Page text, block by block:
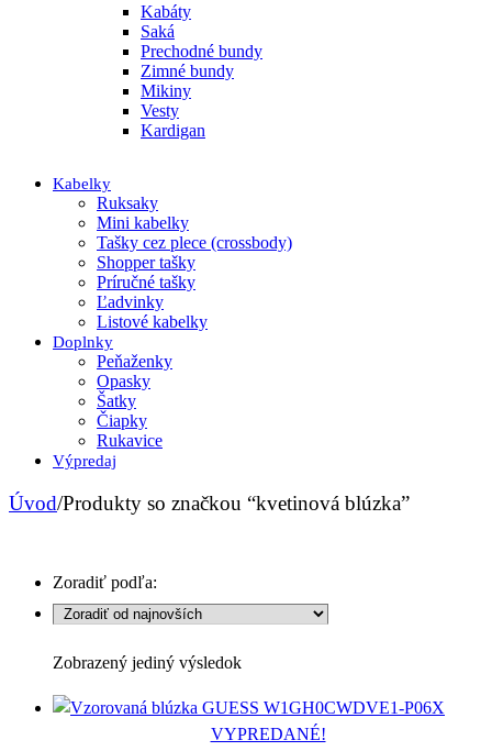
Kabáty
Saká
Prechodné bundy
Zimné bundy
Mikiny
Vesty
Kardigan
Kabelky
Ruksaky
Mini kabelky
Tašky cez plece (crossbody)
Shopper tašky
Príručné tašky
Ľadvinky
Listové kabelky
Doplnky
Peňaženky
Opasky
Šatky
Čiapky
Rukavice
Výpredaj
Úvod/Produkty so značkou “kvetinová blúzka”
Zoradiť podľa:
Zobrazený jediný výsledok
VYPREDANÉ!